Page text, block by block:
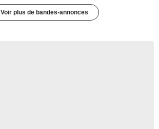
Voir plus de bandes-annonces